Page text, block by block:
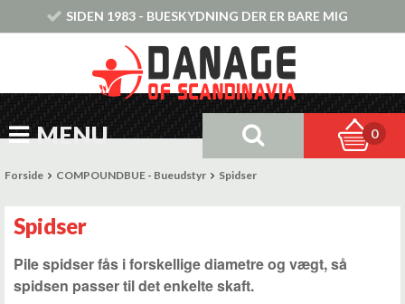
SIDEN 1983 - BUESKYDNING DER ER BARE MIG
MENU 0
Forside COMPOUNDBUE - Bueudstyr Spidser
Spidser
Pile spidser fås i forskellige diametre og vægt, så
spidsen passer til det enkelte skaft.